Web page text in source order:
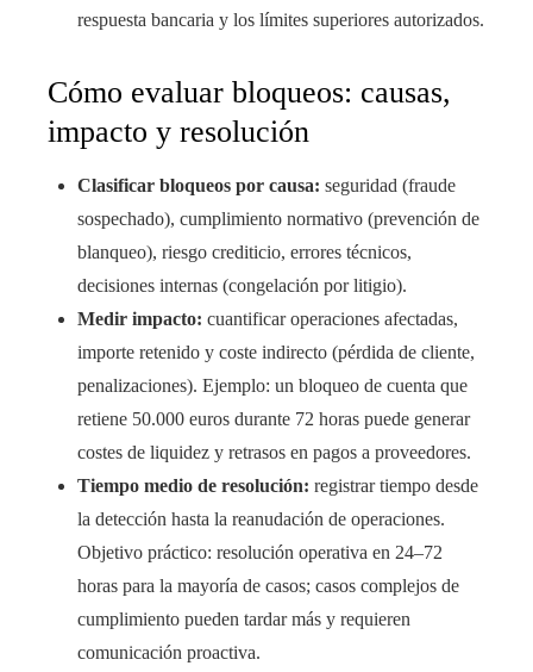
respuesta bancaria y los límites superiores autorizados.
Cómo evaluar bloqueos: causas,
impacto y resolución
Clasificar bloqueos por causa: seguridad (fraude
sospechado), cumplimiento normativo (prevención de
blanqueo), riesgo crediticio, errores técnicos,
decisiones internas (congelación por litigio).
Medir impacto: cuantificar operaciones afectadas,
importe retenido y coste indirecto (pérdida de cliente,
penalizaciones). Ejemplo: un bloqueo de cuenta que
retiene 50.000 euros durante 72 horas puede generar
costes de liquidez y retrasos en pagos a proveedores.
Tiempo medio de resolución: registrar tiempo desde
la detección hasta la reanudación de operaciones.
Objetivo práctico: resolución operativa en 24–72
horas para la mayoría de casos; casos complejos de
cumplimiento pueden tardar más y requieren
comunicación proactiva.